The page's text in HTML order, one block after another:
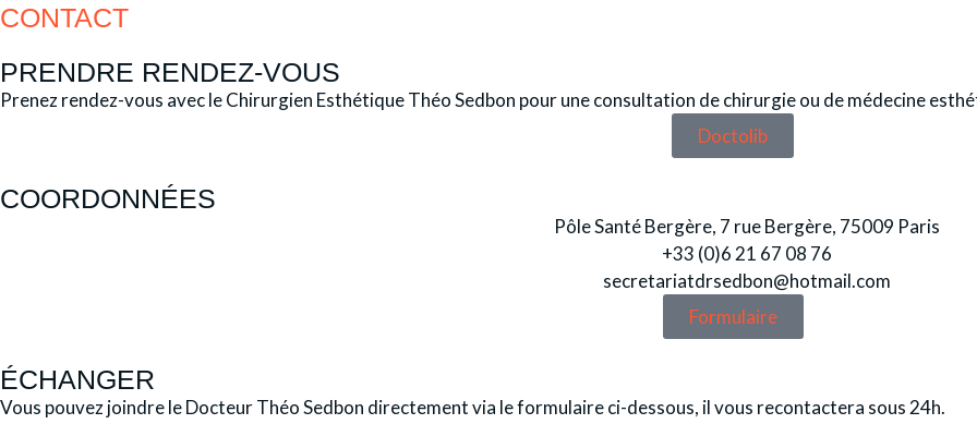
CONTACT
PRENDRE RENDEZ-VOUS
Prenez rendez-vous avec le Chirurgien Esthétique Théo Sedbon pour une consultation de chirurgie ou de médecine
Doctolib
COORDONNÉES
Pôle Santé Bergère, 7 rue Bergère, 75009 Paris
+33 (0)6 21 67 08 76
secretariatdrsedbon@hotmail.com
Formulaire
ÉCHANGER
Vous pouvez joindre le Docteur Théo Sedbon directement via le formulaire ci-dessous, il vous recontactera sous 24h.